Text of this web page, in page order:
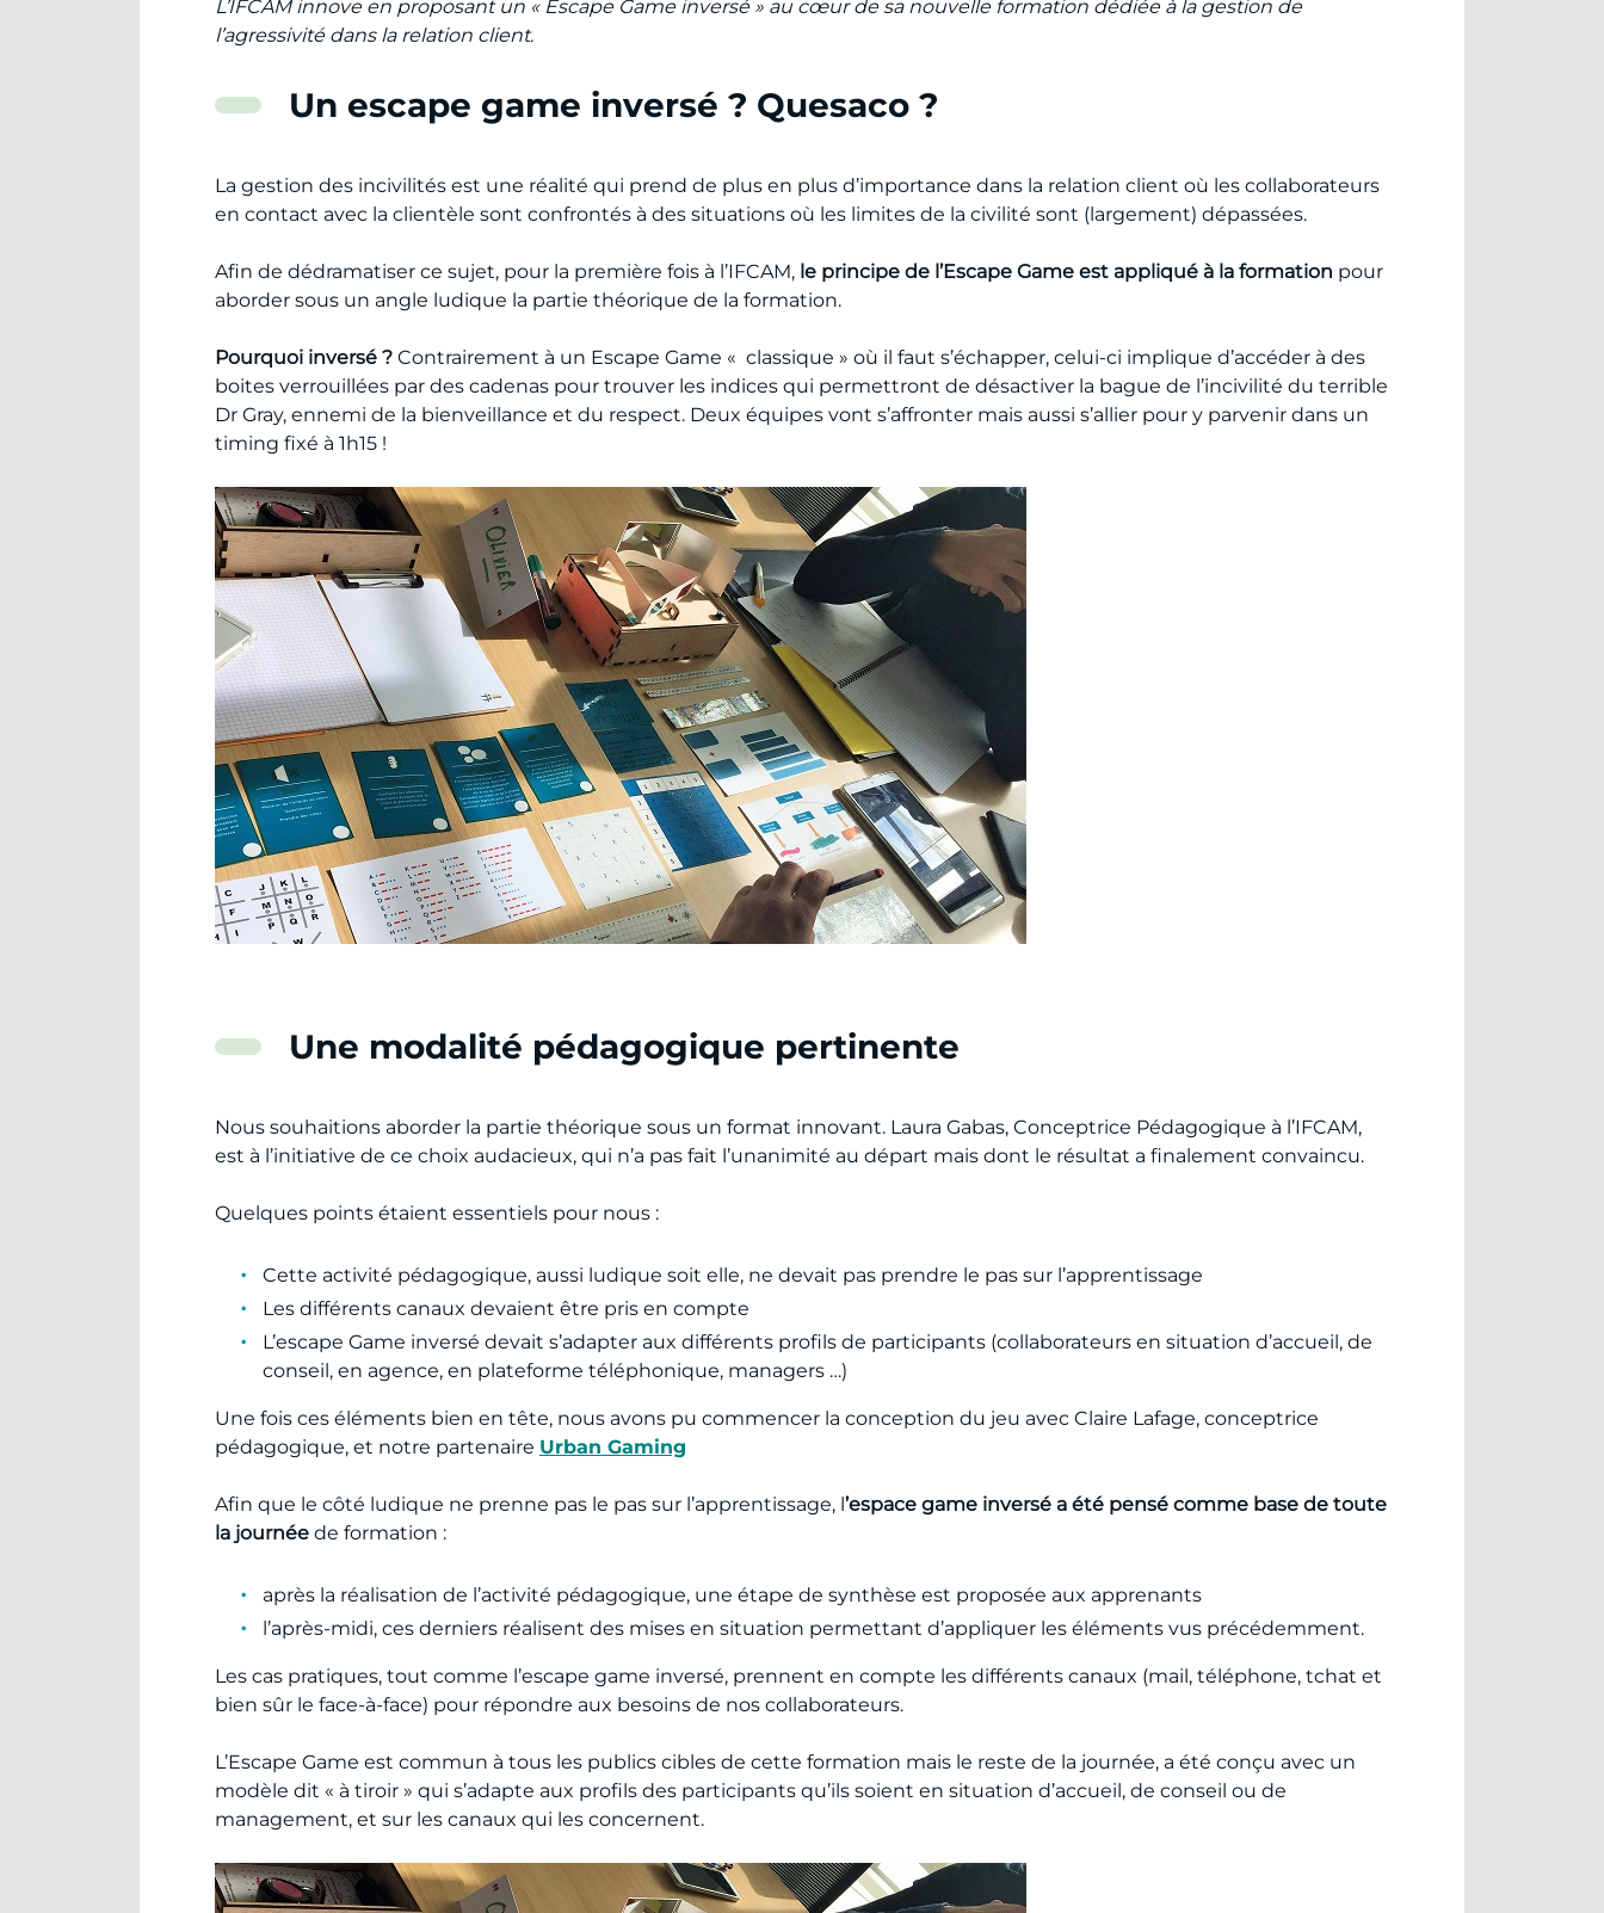
L’IFCAM innove en proposant un « Escape Game inversé » au cœur de sa nouvelle formation dédiée à la gestion de
l’agressivité dans la relation client.
Un escape game inversé ? Quesaco ?
La gestion des incivilités est une réalité qui prend de plus en plus d’importance dans la relation client où les collaborateurs
en contact avec la clientèle sont confrontés à des situations où les limites de la civilité sont (largement) dépassées.
Afin de dédramatiser ce sujet, pour la première fois à l’IFCAM, le principe de l’Escape Game est appliqué à la formation pour
aborder sous un angle ludique la partie théorique de la formation.
Pourquoi inversé ? Contrairement à un Escape Game « classique » où il faut s’échapper, celui-ci implique d’accéder à des
boites verrouillées par des cadenas pour trouver les indices qui permettront de désactiver la bague de l’incivilité du terrible
Dr Gray, ennemi de la bienveillance et du respect. Deux équipes vont s’affronter mais aussi s’allier pour y parvenir dans un
timing fixé à 1h15 !
Une modalité pédagogique pertinente
Nous souhaitions aborder la partie théorique sous un format innovant. Laura Gabas, Conceptrice Pédagogique à l’IFCAM,
est à l’initiative de ce choix audacieux, qui n’a pas fait l’unanimité au départ mais dont le résultat a finalement convaincu.
Quelques points étaient essentiels pour nous :
Cette activité pédagogique, aussi ludique soit elle, ne devait pas prendre le pas sur l’apprentissage
Les différents canaux devaient être pris en compte
L’escape Game inversé devait s’adapter aux différents profils de participants (collaborateurs en situation d’accueil, de
conseil, en agence, en plateforme téléphonique, managers …)
Une fois ces éléments bien en tête, nous avons pu commencer la conception du jeu avec Claire Lafage, conceptrice
pédagogique, et notre partenaire Urban Gaming
Afin que le côté ludique ne prenne pas le pas sur l’apprentissage, l’espace game inversé a été pensé comme base de toute
la journée de formation :
après la réalisation de l’activité pédagogique, une étape de synthèse est proposée aux apprenants
l’après-midi, ces derniers réalisent des mises en situation permettant d’appliquer les éléments vus précédemment.
Les cas pratiques, tout comme l’escape game inversé, prennent en compte les différents canaux (mail, téléphone, tchat et
bien sûr le face-à-face) pour répondre aux besoins de nos collaborateurs.
L’Escape Game est commun à tous les publics cibles de cette formation mais le reste de la journée, a été conçu avec un
modèle dit « à tiroir » qui s’adapte aux profils des participants qu’ils soient en situation d’accueil, de conseil ou de
management, et sur les canaux qui les concernent.